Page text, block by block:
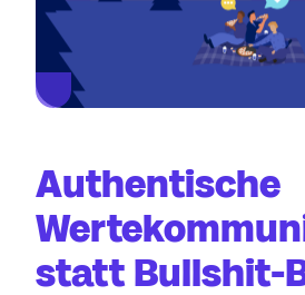
Authentische
statt Bullshit-